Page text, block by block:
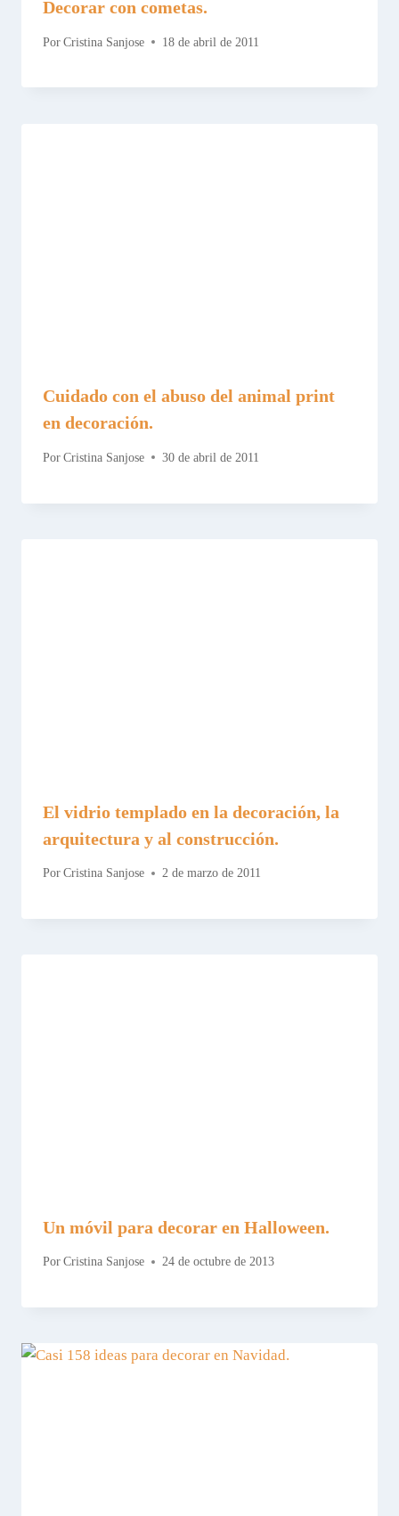
Decorar con cometas.
Por Cristina Sanjose 18 de abril de 2011
Cuidado con el abuso del animal print
en decoración.
Por Cristina Sanjose 30 de abril de 2011
El vidrio templado en la decoración, la
arquitectura y al construcción.
Por Cristina Sanjose 2 de marzo de 2011
Un móvil para decorar en Halloween.
Por Cristina Sanjose 24 de octubre de 2013